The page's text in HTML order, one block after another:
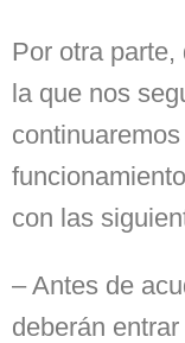
Por otra
la que nos
con las
– Antes de
deberán